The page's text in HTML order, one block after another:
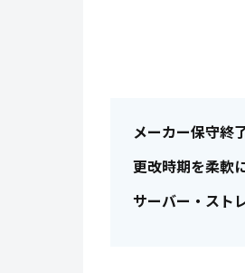
メーカー保守終
更改時期を柔軟
サーバー・スト